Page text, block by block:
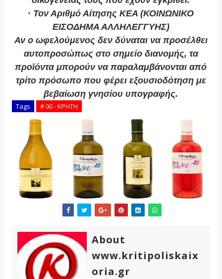
· Τον Αριθμό Αίτησης KEA (ΚΟΙΝΩΝΙΚΟ
ΕΙΣΟΔΗΜΑ ΑΛΛΗΛΕΓΓΥΗΣ)
Αν ο ωφελούμενος δεν δύναται να προσέλθει
αυτοπροσώπως στο σημείο διανομής, τα
προϊόντα μπορούν να παραλαμβάνονται από
τρίτο πρόσωπο που φέρει εξουσιοδότηση με
βεβαίωση γνησίου υπογραφής.
Tags # 00 - ΚΡΗΤΗ
About
www.kritipoliskaix
oria.gr